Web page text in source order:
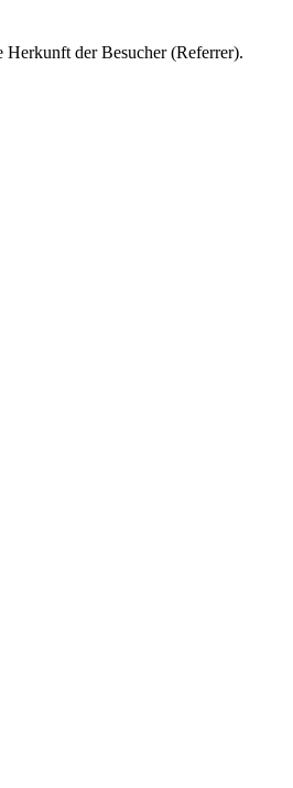
Herkunft der Besucher (Referrer).